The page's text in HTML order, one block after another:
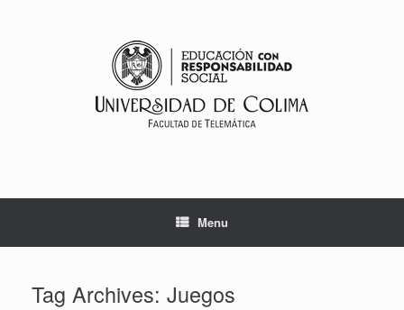
Menu
Tag Archives: Juegos